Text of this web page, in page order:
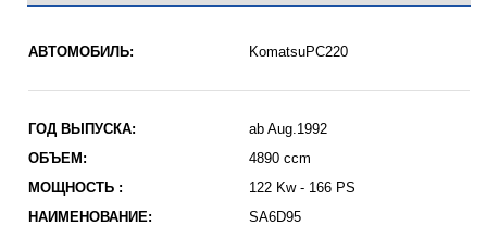
АВТОМОБИЛЬ: KomatsuPC220
ГОД ВЫПУСКА:
ab Aug.1992
ОБЪЕМ:
4890 ccm
МОЩНОСТЬ :
122 Kw - 166 PS
НАИМЕНОВАНИЕ:
SA6D95